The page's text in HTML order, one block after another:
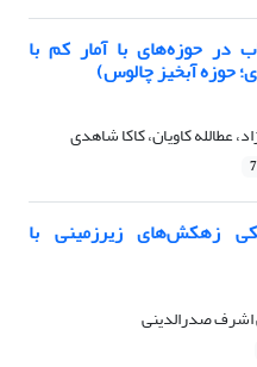
در حوزه‌های با آمار کم با
عطالله کاویان، کاکا شاهدی
زهکش‌های زیرزمینی با
اشرف‌ صدرالدینی